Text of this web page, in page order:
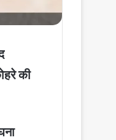
की